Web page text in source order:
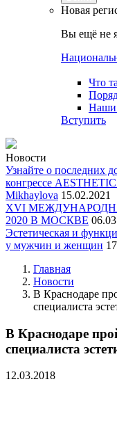
Новая
Вы ещё не
Что
Наши
Вступить
Новости
Узнайте о последних
конгрессе
Mikhaylova 15.02.2021
XVI
2020 В МОСКВЕ
Эстетическая и
у мужчин и женщин
Главная
Новости
В Краснодаре
специалиста
В Краснодаре
специалиста
12.03.2018